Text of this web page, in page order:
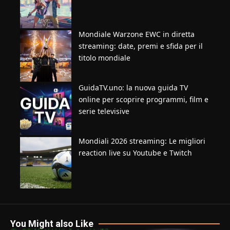
Mondiale Warzone EWC in diretta
streaming: date, premi e sfida per il
titolo mondiale
GuidaTV.uno: la nuova guida TV
online per scoprire programmi, film e
serie televisive
Mondiali 2026 streaming: Le migliori
reaction live su Youtube e Twitch
You Might also Like